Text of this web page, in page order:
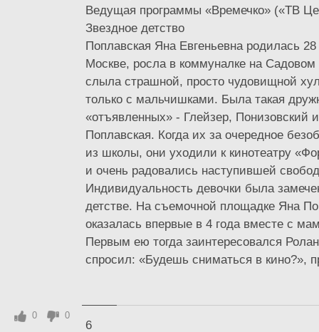
Ведущая программы «Времечко» («ТВ
Звездное детство
Поплавская Яна Евгеньевна родилась
Москве, росла в коммуналке на
слыла страшной, просто чудовищной
только с мальчишками. Была такая
«отъявленных» - Глейзер, Понизовский
Поплавская. Когда их за очередное
из школы, они уходили к кинотеатру
и очень радовались наступившей
Индивидуальность девочки была
детстве. На съемочной площадке Яна
оказалась впервые в 4 года вместе с
Первым ею тогда заинтересовался
спросил: «Будешь сниматься в кино?»,
6
0 0